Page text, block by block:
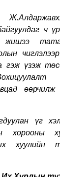
ч
жишээ
гэж үзэж
үг
хорооны
хуулийн